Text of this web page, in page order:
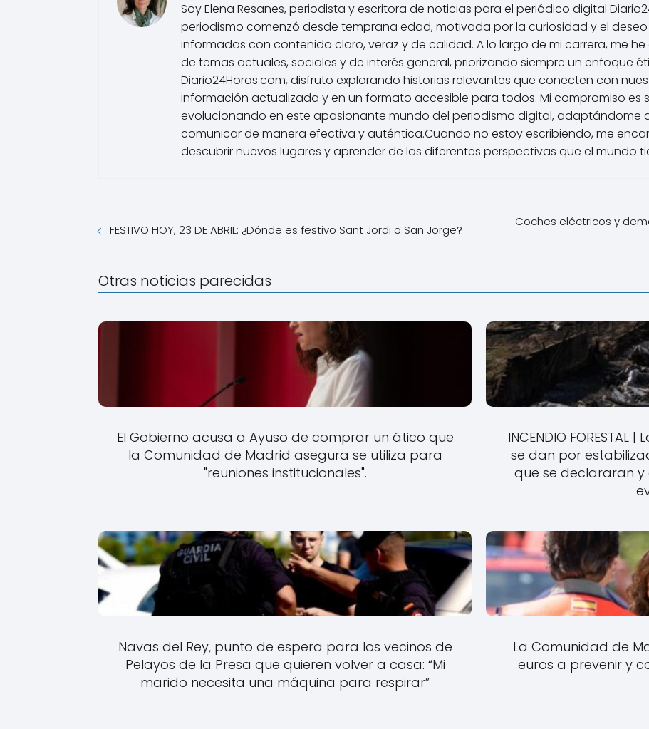
Soy Elena Resanes, periodista y escritora de noticias para el periódico digital
periodismo comenzó desde temprana edad, motivada por la curiosidad y el
informadas con contenido claro, veraz y de calidad. A lo largo de mi carrera, me
de temas actuales, sociales y de interés general, priorizando siempre un enfoque
Diario24Horas.com, disfruto explorando historias relevantes que conecten con
información actualizada y en un formato accesible para todos. Mi compromiso es
evolucionando en este apasionante mundo del periodismo digital, adaptándome
comunicar de manera efectiva y auténtica.Cuando no estoy escribiendo, me
descubrir nuevos lugares y aprender de las diferentes perspectivas que el mundo
FESTIVO HOY, 23 DE ABRIL: ¿Dónde es festivo Sant Jordi o San Jorge?
Coches eléctricos y
Otras noticias parecidas
El Gobierno acusa a Ayuso de comprar un ático que
la Comunidad de Madrid asegura se utiliza para
"reuniones institucionales".
INCENDIO
se dan por
que se declararan
Navas del Rey, punto de espera para los vecinos de
Pelayos de la Presa que quieren volver a casa: “Mi
marido necesita una máquina para respirar”
La Comunidad de
euros a prevenir y